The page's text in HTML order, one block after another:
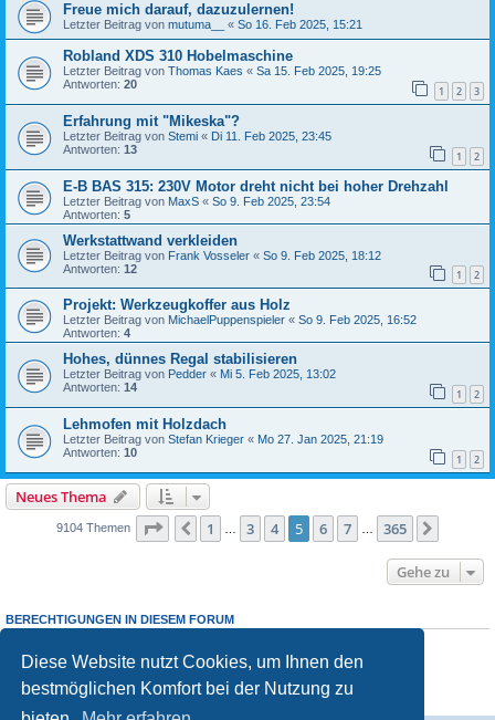
Diese Website nutzt Cookies, um Ihnen den
bestmöglichen Komfort bei der Nutzung zu
Freue mich darauf, dazuzulernen!
Letzter Beitrag von mutuma__ « So 16. Feb 2025, 15:21
Robland XDS 310 Hobelmaschine
Letzter Beitrag von Thomas Kaes « Sa 15. Feb 2025, 19:25
Antworten: 20 1 2 3
Erfahrung mit "Mikeska"?
Letzter Beitrag von Stemi « Di 11. Feb 2025, 23:45
Antworten: 13 1 2
E-B BAS 315: 230V Motor dreht nicht bei hoher Drehzahl
Letzter Beitrag von MaxS « So 9. Feb 2025, 23:54
Antworten: 5
Werkstattwand verkleiden
Letzter Beitrag von Frank Vosseler « So 9. Feb 2025, 18:12
Antworten: 12 1 2
Projekt: Werkzeugkoffer aus Holz
Letzter Beitrag von MichaelPuppenspieler « So 9. Feb 2025, 16:52
Antworten: 4
Hohes, dünnes Regal stabilisieren
Letzter Beitrag von Pedder « Mi 5. Feb 2025, 13:02
Antworten: 14 1 2
Lehmofen mit Holzdach
Letzter Beitrag von Stefan Krieger « Mo 27. Jan 2025, 21:19
Antworten: 10 1 2
Neues Thema
9104 Themen Seite von 365
Vorherige
1 3 4 5 6 7 365
Gehe zu
BERECHTIGUNGEN IN DIESEM FORUM
Sie dürfenkeineAntworten zu Themen in diesem Forum erstellen.
Sie dürfen Ihre Beiträge in diesem Forumnicht ändern.
Sie dürfen Ihre Beiträge in diesem Forumnichtlöschen.
keine